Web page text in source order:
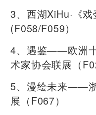
3、西湖XiHu·《
(F058/F059）
4、遇鉴——欧洲
术家协会联展（
5、漫绘未来——
展（F067）